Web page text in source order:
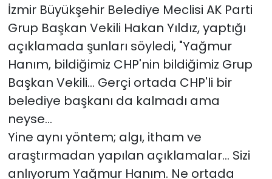
İzmir Büyükşehir Belediye Meclisi AK Parti
Grup Başkan Vekili Hakan Yıldız, yaptığı
açıklamada şunları söyledi, "Yağmur
Hanım, bildiğimiz CHP'nin bildiğimiz Grup
Başkan Vekili... Gerçi ortada CHP'li bir
belediye başkanı da kalmadı ama
neyse...
Yine aynı yöntem; algı, itham ve
araştırmadan yapılan açıklamalar... Sizi
anlıyorum Yağmur Hanım. Ne ortada